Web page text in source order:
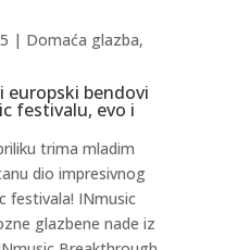
europski bendovi
festivalu, evo i
| Domaća glazba,
trima mladim
dio impresivnog
festivala! INmusic
glazbene nade iz